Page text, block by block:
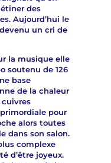
des
Aujourd’hui le
un cri de
la musique elle
soutenu de 126
base
de la chaleur
pour
alors toutes
dans son salon.
complexe
d’être joyeux.